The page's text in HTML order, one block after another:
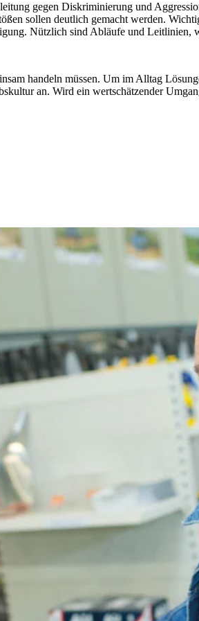
gegen Diskriminierung und
sollen deutlich gemacht werden.
Nützlich sind Abläufe und Leitlinien,
handeln müssen. Um im Alltag
an. Wird ein wertschätzender